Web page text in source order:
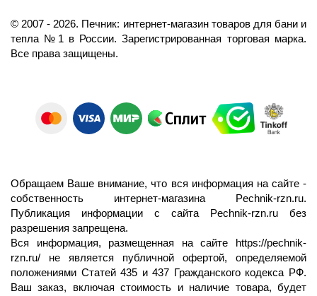
©️ 2007 - 2026. Печник: интернет-магазин товаров для бани и
тепла №1 в России. Зарегистрированная торговая марка.
Все права защищены.
Обращаем Ваше внимание, что вся информация на сайте -
собственность интернет-магазина Pechnik-rzn.ru.
Публикация информации с сайта Pechnik-rzn.ru без
разрешения запрещена.
Вся информация, размещенная на сайте https://pechnik-
rzn.ru/ не является публичной офертой, определяемой
положениями Статей 435 и 437 Гражданского кодекса РФ.
Ваш заказ, включая стоимость и наличие товара, будет